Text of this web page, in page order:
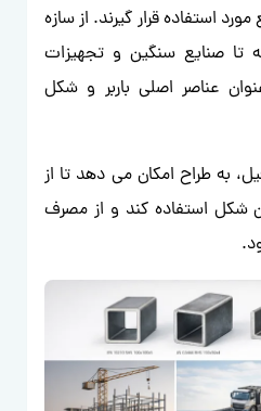
استفاده قرار گیرند. از سازه
تا صنایع سنگین و تجهیزات
عناصر اصلی باربر و شکل
به طراح امکان می دهد تا از
شکل استفاده کند و از مصرف